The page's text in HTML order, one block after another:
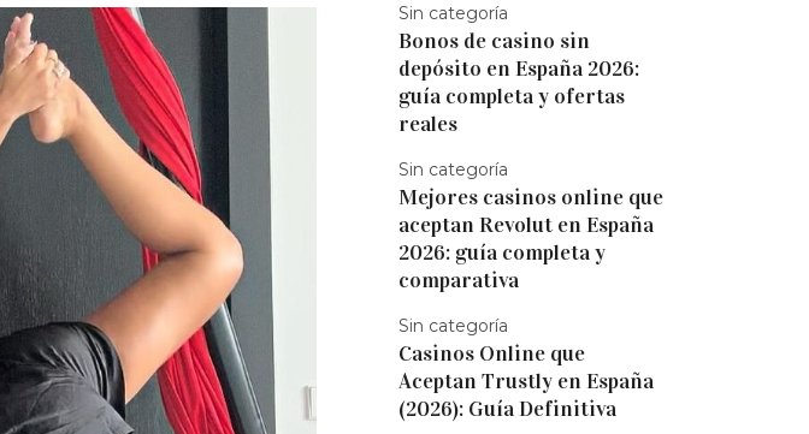
Sin categoría
Bonos de casino sin
depósito en España 2026:
guía completa y ofertas
reales
Sin categoría
Mejores casinos online que
aceptan Revolut en España
2026: guía completa y
comparativa
Sin categoría
Casinos Online que
Aceptan Trustly en España
(2026): Guía Definitiva